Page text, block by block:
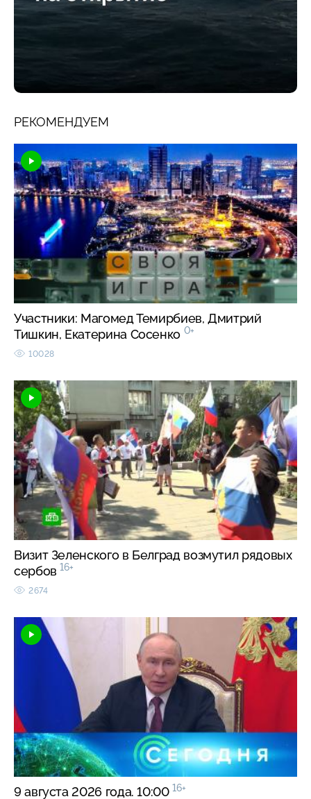
РЕКОМЕНДУЕМ
Участники: Магомед Темирбиев, Дмитрий
Тишкин, Екатерина Сосенко 0+
10028
Визит Зеленского в Белград возмутил рядовых
сербов 16+
2674
9 августа 2026 года. 10:00 16+